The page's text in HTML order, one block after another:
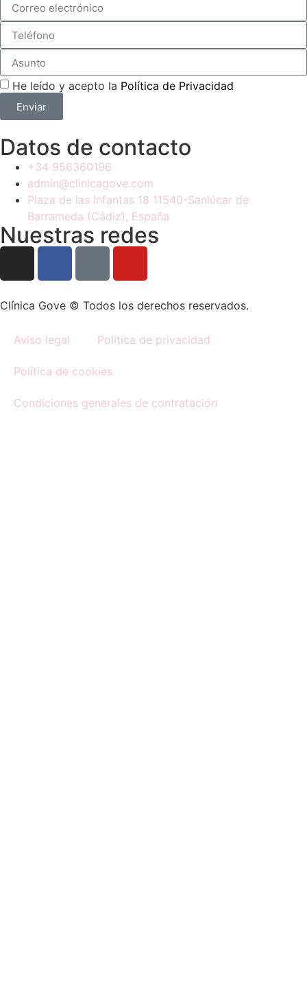
He leído y acepto la Política de Privacidad
Enviar
Datos de contacto
+34 956360196
admin@clinicagove.com
Plaza de las Infantas 18 11540-Sanlúcar de
Barrameda (Cádiz), España
Nuestras redes
Clínica Gove © Todos los derechos reservados.
Aviso legal Política de privacidad
Política de cookies
Condiciones generales de contratación